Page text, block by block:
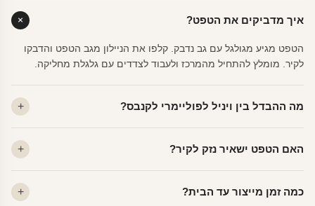
איך מדביקים את הטפט?
הטפט מגיע מגולגל עם גב נדבק. קלפו את הניילון מגב הטפט והדבקו
לקיר. מומלץ להתחיל מהמרכז ולעבוד לצדדים עם גלגלת מחליקה.
מה ההבדל בין ויניל לפוליימרי לקנבס?
פרמיום. קנבס — בד אמנותי יוקרתי, מט.
האם הטפט ישאיר נזק לקיר?
מתאים לקיר מטויח, גבס, קרמיקה וזכוכית.
כמה זמן מייצור עד הבית?